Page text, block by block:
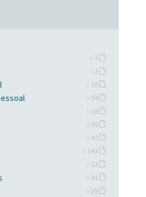
» 3
» 3
» 16
» 54
» 18
» 39
» 42
» 143
» 12
» 91
» 29